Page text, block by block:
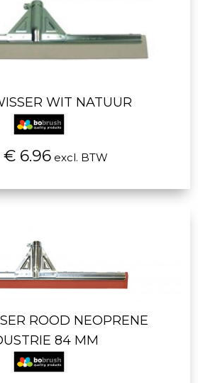
WIT NATUUR
€ 6.96 excl. BTW
ROOD NEOPRENE
84 MM